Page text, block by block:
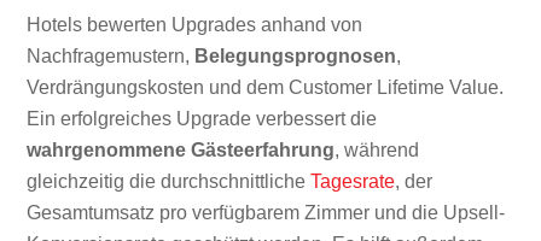
Hotels bewerten Upgrades anhand von
Nachfragemustern, Belegungsprognosen,
Verdrängungskosten und dem Customer Lifetime Value.
Ein erfolgreiches Upgrade verbessert die
wahrgenommene Gästeerfahrung, während
gleichzeitig die durchschnittlicheTagesrate, der
Gesamtumsatz pro verfügbarem Zimmer und die Upsell-